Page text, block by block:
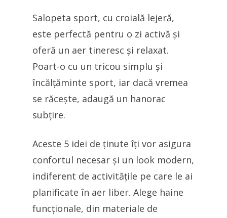
Salopeta sport, cu croială lejeră,
este perfectă pentru o zi activă și
oferă un aer tineresc și relaxat.
Poart-o cu un tricou simplu și
încălțăminte sport, iar dacă vremea
se răcește, adaugă un hanorac
subțire.
Aceste 5 idei de ținute îți vor asigura
confortul necesar și un look modern,
indiferent de activitățile pe care le ai
planificate în aer liber. Alege haine
funcționale, din materiale de